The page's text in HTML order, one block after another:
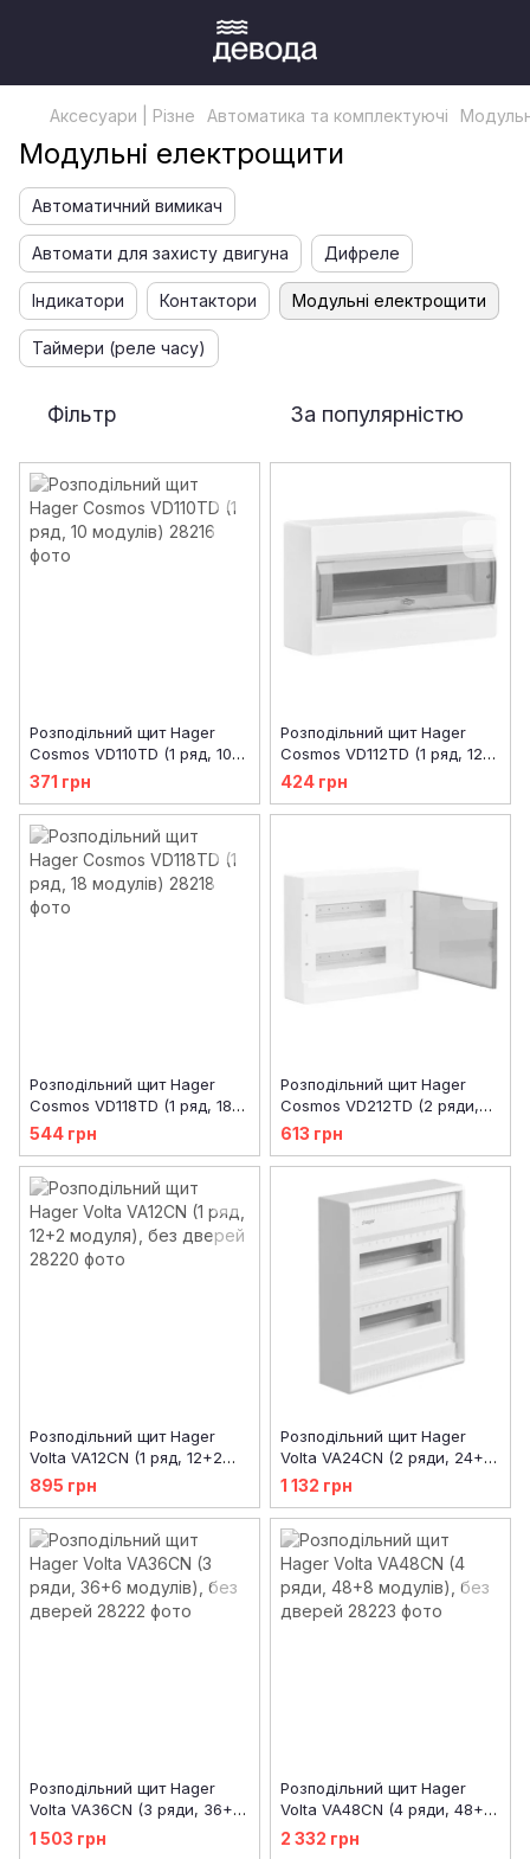
Аксесуари | Різне Автоматика та комплектуючі
Модульні електрощити
Автоматичний вимикач
Автомати для захисту двигуна Дифреле
Індикатори Контактори Модульні електрощити
Таймери (реле часу)
Фільтр За популярністю
Розподільний щит Hager
Cosmos VD110TD (1 ряд, 10
модулів)
371 грн
Розподільний щит Hager
Cosmos VD112TD (1 ряд, 12
модулів)
424 грн
Розподільний щит Hager
Cosmos VD118TD (1 ряд, 18
модулів)
544 грн
Розподільний щит Hager
Cosmos VD212TD (2 ряди,
24 модуля)
613 грн
Розподільний щит Hager
Volta VA12CN (1 ряд, 12+2
модуля), без дверей
895 грн
Розподільний щит Hager
Volta VA24CN (2 ряди, 24+4
модуля), без дверей
1 132 грн
Розподільний щит Hager
Volta VA36CN (3 ряди, 36+6
модулів), без дверей
1 503 грн
Розподільний щит Hager
Volta VA48CN (4 ряди, 48+8
модулів), без дверей
2 332 грн